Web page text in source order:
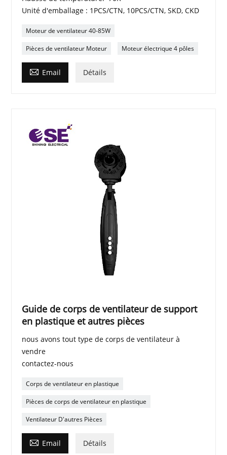
Unité d'emballage : 1PCS/CTN, 10PCS/CTN, SKD, CKD
Moteur de ventilateur 40-85W
Pièces de ventilateur Moteur Moteur électrique 4 pôles
 Email Détails
Guide de corps de ventilateur de support
en plastique et autres pièces
nous avons tout type de corps de ventilateur à
vendre
contactez-nous
Corps de ventilateur en plastique
Pièces de corps de ventilateur en plastique
Ventilateur D'autres Pièces
 Email Détails